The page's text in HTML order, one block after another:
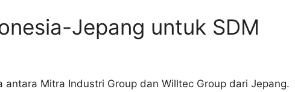
Jepang untuk SDM
antara Mitra Industri Group dan Willtec Group dari Jepang.